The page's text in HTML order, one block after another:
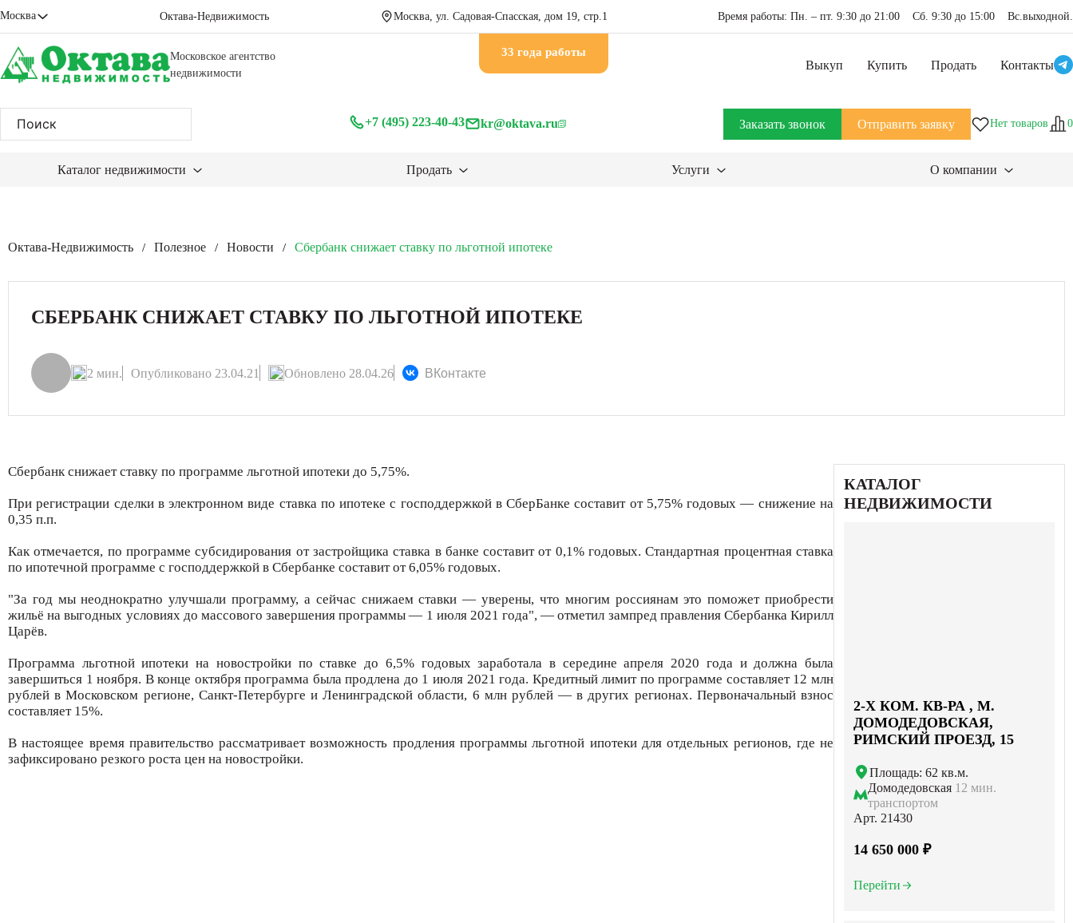
Москва Октава-Недвижимость Москва, ул. Садовая-Спасская, дом 19, стр.1 Время работы: Пн. – пт. 9:30 до 21:00 Сб. 9:30 до 15:00 Вс.выходной.
Московское агентство
недвижимости
33 годa работы
Выкуп Купить Продать Контакты
+7 (495) 223-40-43 kr@oktava.ru Заказать звонок Отправить заявку Нет товаров 0
Каталог недвижимости Продать Услуги О компании
Октава-Недвижимость / Полезное / Новости / Сбербанк снижает ставку по льготной ипотеке
СБЕРБАНК СНИЖАЕТ СТАВКУ ПО ЛЬГОТНОЙ ИПОТЕКЕ
2 мин. Опубликовано 23.04.21 Обновлено 28.04.26 ВКонтакте
Сбербанк снижает ставку по программе льготной ипотеки до 5,75%.
При регистрации сделки в электронном виде ставка по ипотеке с господдержкой в СберБанке составит от 5,75% годовых — снижение на
0,35 п.п.
Как отмечается, по программе субсидирования от застройщика ставка в банке составит от 0,1% годовых. Стандартная процентная ставка
по ипотечной программе с господдержкой в Сбербанке составит от 6,05% годовых.
"За год мы неоднократно улучшали программу, а сейчас снижаем ставки — уверены, что многим россиянам это поможет приобрести
жильё на выгодных условиях до массового завершения программы — 1 июля 2021 года", — отметил зампред правления Сбербанка Кирилл
Царёв.
Программа льготной ипотеки на новостройки по ставке до 6,5% годовых заработала в середине апреля 2020 года и должна была
завершиться 1 ноября. В конце октября программа была продлена до 1 июля 2021 года. Кредитный лимит по программе составляет 12 млн
рублей в Московском регионе, Санкт-Петербурге и Ленинградской области, 6 млн рублей — в других регионах. Первоначальный взнос
составляет 15%.
В настоящее время правительство рассматривает возможность продления программы льготной ипотеки для отдельных регионов, где не
зафиксировано резкого роста цен на новостройки.
КАТАЛОГ
НЕДВИЖИМОСТИ
2-X КОМ. КВ-РА , М.
ДОМОДЕДОВСКАЯ,
РИМСКИЙ ПРОЕЗД, 15
Площадь: 62 кв.м.
Домодедовская 12 мин.
транспортом
Арт. 21430
14 650 000 ₽
Перейти